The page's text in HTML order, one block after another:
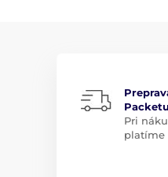
Pri
platíme